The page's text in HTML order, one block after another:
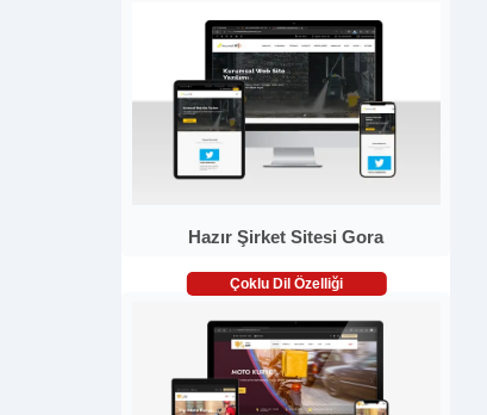
Hazır Şirket Sitesi Gora
Çoklu Dil Özelliği